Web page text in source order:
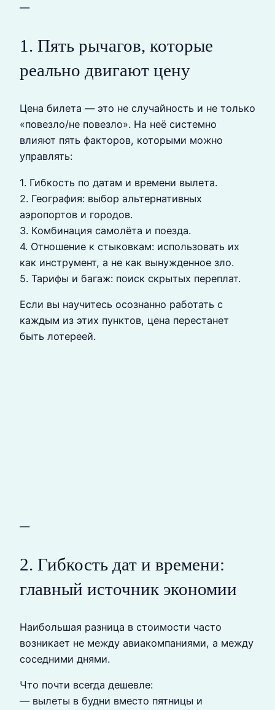
—
1. Пять рычагов, которые
реально двигают цену
Цена билета — это не случайность и не только
«повезло/не повезло». На неё системно
влияют пять факторов, которыми можно
управлять:
1. Гибкость по датам и времени вылета.
2. География: выбор альтернативных
аэропортов и городов.
3. Комбинация самолёта и поезда.
4. Отношение к стыковкам: использовать их
как инструмент, а не как вынужденное зло.
5. Тарифы и багаж: поиск скрытых переплат.
Если вы научитесь осознанно работать с
каждым из этих пунктов, цена перестанет
быть лотереей.
—
2. Гибкость дат и времени:
главный источник экономии
Наибольшая разница в стоимости часто
возникает не между авиакомпаниями, а между
соседними днями.
Что почти всегда дешевле:
— вылеты в будни вместо пятницы и